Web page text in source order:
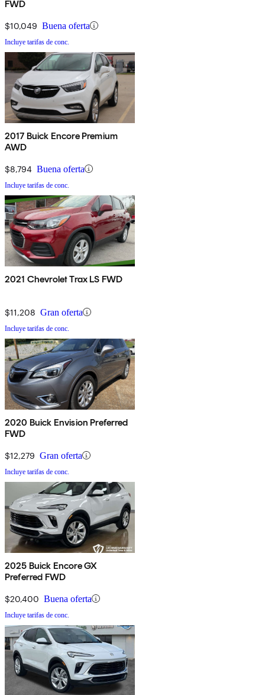
FWD
$10,049 Buena oferta
Incluye tarifas de conc.
2017 Buick Encore Premium
AWD
$8,794 Buena oferta
Incluye tarifas de conc.
2021 Chevrolet Trax LS FWD
$11,208 Gran oferta
Incluye tarifas de conc.
2020 Buick Envision Preferred
FWD
$12,279 Gran oferta
Incluye tarifas de conc.
2025 Buick Encore GX
Preferred FWD
$20,400 Buena oferta
Incluye tarifas de conc.